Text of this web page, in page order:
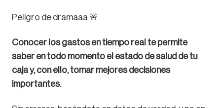
Peligro de dramaaa 🚨
Conocer los gastos en tiempo real te permite
saber en todo momento el estado de salud de tu
caja y, con ello, tomar mejores decisiones
importantes.